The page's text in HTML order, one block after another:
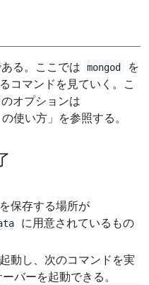
る。ここでは mongod
を
コマンドを見ていく。こ
オプションは
の使い方」を参照する。
保存する場所が
に用意されているもの
動し、次のコマンドを実
バーを起動できる。